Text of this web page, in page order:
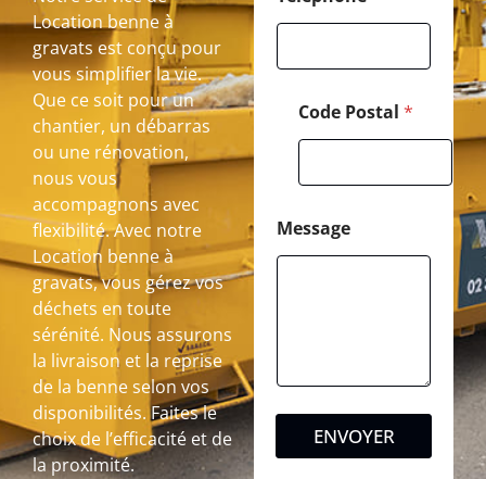
Location benne à
gravats est conçu pour
vous simplifier la vie.
Que ce soit pour un
chantier, un débarras
ou une rénovation,
nous vous
accompagnons avec
flexibilité. Avec notre
Location benne à
gravats, vous gérez vos
déchets en toute
sérénité. Nous assurons
la livraison et la reprise
de la benne selon vos
disponibilités. Faites le
choix de l’efficacité et de
la proximité.
Code Postal *
Message
ENVOYER